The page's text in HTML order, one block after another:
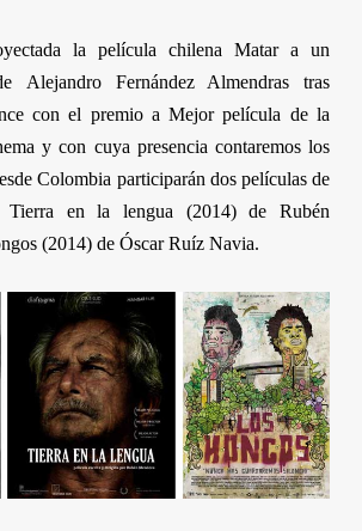
la película chilenaMatar a un
Alejandro Fernández Almendrastras
con el premio a Mejor película de la
y con cuya presencia contaremos los
Colombia participarán dos películas de
Tierra en la lengua (2014) deRubén
(2014) de Óscar Ruíz Navia.